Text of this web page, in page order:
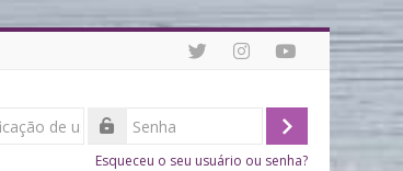
Acessar
Esqueceu o seu usuário ou senha?